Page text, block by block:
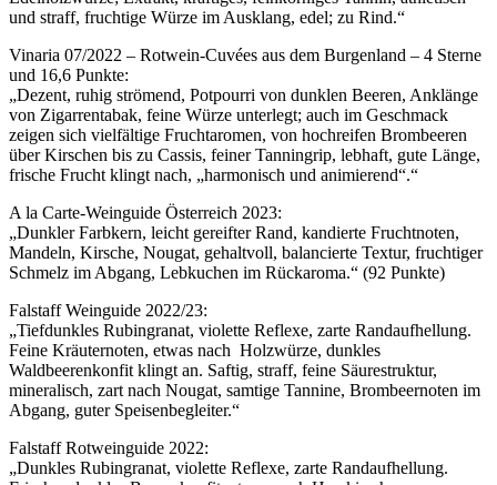
und straff, fruchtige Würze im Ausklang, edel; zu Rind.“
Vinaria 07/2022 – Rotwein-Cuvées aus dem Burgenland – 4 Sterne
und 16,6 Punkte:
„Dezent, ruhig strömend, Potpourri von dunklen Beeren, Anklänge
von Zigarrentabak, feine Würze unterlegt; auch im Geschmack
zeigen sich vielfältige Fruchtaromen, von hochreifen Brombeeren
über Kirschen bis zu Cassis, feiner Tanningrip, lebhaft, gute Länge,
frische Frucht klingt nach, „harmonisch und animierend“.“
A la Carte-Weinguide Österreich 2023:
„Dunkler Farbkern, leicht gereifter Rand, kandierte Fruchtnoten,
Mandeln, Kirsche, Nougat, gehaltvoll, balancierte Textur, fruchtiger
Schmelz im Abgang, Lebkuchen im Rückaroma.“ (92 Punkte)
Falstaff Weinguide 2022/23:
„Tiefdunkles Rubingranat, violette Reflexe, zarte Randaufhellung.
Feine Kräuternoten, etwas nach Holzwürze, dunkles
Waldbeerenkonfit klingt an. Saftig, straff, feine Säurestruktur,
mineralisch, zart nach Nougat, samtige Tannine, Brombeernoten im
Abgang, guter Speisenbegleiter.“
Falstaff Rotweinguide 2022:
„Dunkles Rubingranat, violette Reflexe, zarte Randaufhellung.